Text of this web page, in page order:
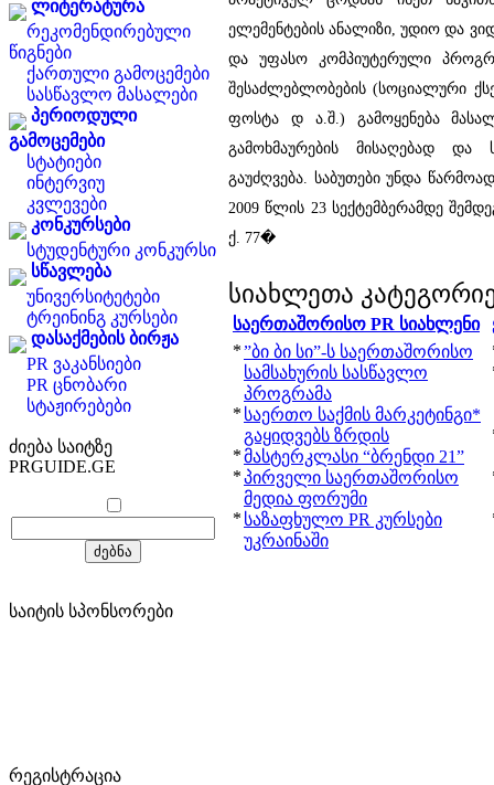
ლიტერატურა
რეკომენდირებული
წიგნები
ქართული გამოცემები
სასწავლო მასალები
პერიოდული
გამოცემები
სტატიები
ინტერვიუ
კვლევები
კონკურსები
სტუდენტური კონკურსი
სწავლება
უნივერსიტეტები
ტრეინინგ კურსები
დასაქმების ბირჟა
PR ვაკანსიები
PR ცნობარი
სტაჟირებები
ძიება საიტზე
PRGUIDE.GE
საიტის სპონსორები
რეგისტრაცია
ელემენტების ანალიზი, უდიო და
და უფასო კომპიუტერული
შესაძლებლობების (სოციალური
ფოსტა დ ა.შ.) გამოყენება
გამოხმაურების მისაღებად
გაუძღვება. საბუთები უნდა
2009 წლის 23 სექტემბერამდე
ქ. 77�
სიახლეთა
საერთაშორისო PR სიახლენი
*”ბი ბი სი”-ს საერთაშორისო
სამსახურის სასწავლო
პროგრამა
* საერთო საქმის მარკეტინგი*
გაყიდვებს ზრდის
*მასტერკლასი “ბრენდი 21”
*პირველი საერთაშორისო
მედია ფორუმი
* საზაფხულო PR კურსები
უკრაინაში